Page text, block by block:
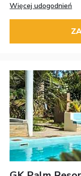
Więcej udogodnień